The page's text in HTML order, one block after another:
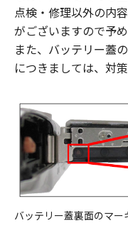
点検・修理以外の内
がございますので予
また、バッテリー蓋
につきましては、対
バッテリー蓋裏面のマー